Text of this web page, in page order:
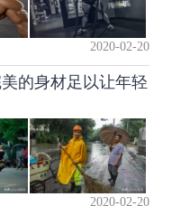
2020-02-20
的身材足以让年轻
2020-02-20